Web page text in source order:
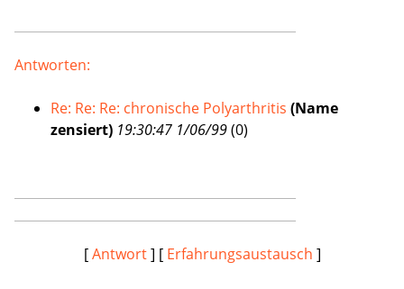
Antworten:
Re: Re: Re: chronische Polyarthritis (Name
zensiert) 19:30:47 1/06/99(0)
[Antwort] [ Erfahrungsaustausch ]